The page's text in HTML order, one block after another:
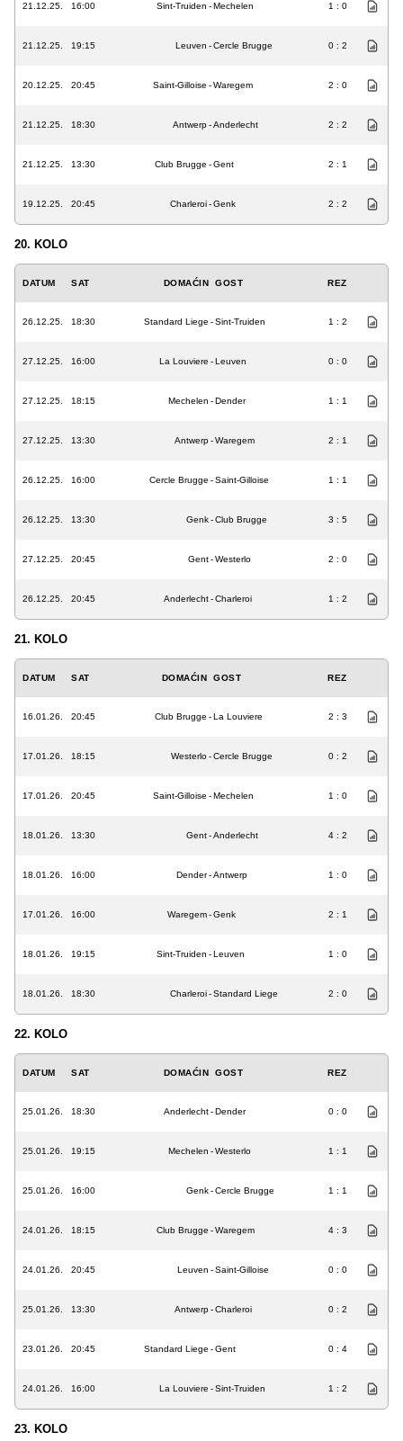
21.12.25. 16:00 Sint-Truiden -Mechelen 1 : 0
21.12.25. 19:15 Leuven -Cercle Brugge 0 : 2
20.12.25. 20:45 Saint-Gilloise -Waregem 2 : 0
21.12.25. 18:30 Antwerp-Anderlecht 2 : 2
21.12.25. 13:30 Club Brugge -Gent 2 : 1
19.12.25. 20:45 Charleroi-Genk 2 : 2
20. KOLO
DATUM SAT DOMAĆIN GOST REZ
26.12.25. 18:30 Standard Liege -Sint-Truiden 1 : 2
27.12.25. 16:00 La Louviere -Leuven 0 : 0
27.12.25. 18:15 Mechelen -Dender 1 : 1
27.12.25. 13:30 Antwerp-Waregem 2 : 1
26.12.25. 16:00 Cercle Brugge -Saint-Gilloise 1 : 1
26.12.25. 13:30 Genk-Club Brugge 3 : 5
27.12.25. 20:45 Gent-Westerlo 2 : 0
26.12.25. 20:45 Anderlecht-Charleroi 1 : 2
21. KOLO
DATUM SAT DOMAĆIN GOST REZ
16.01.26. 20:45 Club Brugge -La Louviere 2 : 3
17.01.26. 18:15 Westerlo-Cercle Brugge 0 : 2
17.01.26. 20:45 Saint-Gilloise -Mechelen 1 : 0
18.01.26. 13:30 Gent-Anderlecht 4 : 2
18.01.26. 16:00 Dender-Antwerp 1 : 0
17.01.26. 16:00 Waregem-Genk 2 : 1
18.01.26. 19:15 Sint-Truiden -Leuven 1 : 0
18.01.26. 18:30 Charleroi-Standard Liege 2 : 0
22. KOLO
DATUM SAT DOMAĆIN GOST REZ
25.01.26. 18:30 Anderlecht-Dender 0 : 0
25.01.26. 19:15 Mechelen -Westerlo 1 : 1
25.01.26. 16:00 Genk-Cercle Brugge 1 : 1
24.01.26. 18:15 Club Brugge -Waregem 4 : 3
24.01.26. 20:45 Leuven -Saint-Gilloise 0 : 0
25.01.26. 13:30 Antwerp-Charleroi 0 : 2
23.01.26. 20:45 Standard Liege -Gent 0 : 4
24.01.26. 16:00 La Louviere -Sint-Truiden 1 : 2
23. KOLO